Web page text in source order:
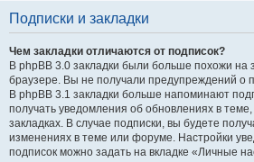
Подписки и закладки
Чем закладки отличаются от подписок?
В phpBB 3.0 закладки были больше похожи на
браузере. Вы не получали предупреждений о
В phpBB 3.1 закладки больше напоминают
получать уведомления об обновлениях в
закладках. В случае подписки, вы будете
изменениях в теме или форуме. Настройки
подписок можно задать на вкладке «Личные